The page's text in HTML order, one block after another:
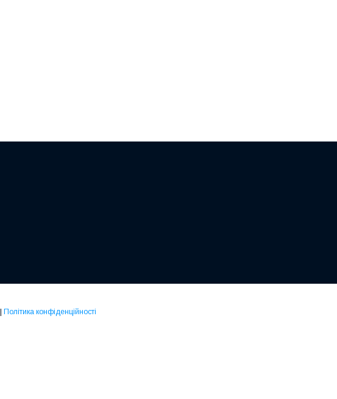
Політика конфіденційності